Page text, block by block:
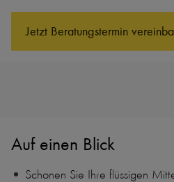
Jetzt Beratungs­termin
Auf einen Blick
Schonen Sie Ihre flüssigen